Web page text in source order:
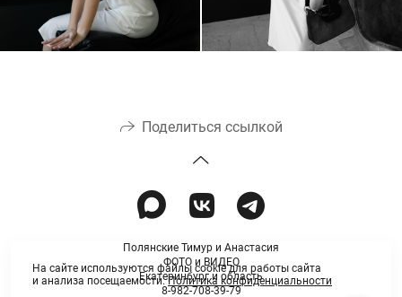
Поделиться ссылкой
Полянские Тимур и Анастасия
ФОТО и ВИДЕО
Екатеринбург и область
8-982-708-39-79
На сайте используются файлы cookie для работы сайта
и анализа посещаемости.Политика конфиденциальности